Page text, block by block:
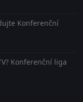
Konferenční
Konferenční liga